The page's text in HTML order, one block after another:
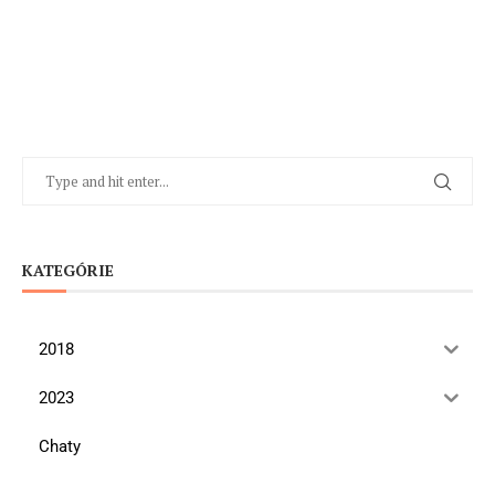
KATEGÓRIE
2018
2023
Chaty